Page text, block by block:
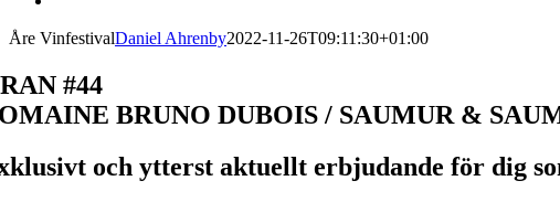
Åre VinfestivalDaniel Ahrenby2022-11-26T09:11:30+01:00
#44
BRUNO DUBOIS / SAUMUR &
och ytterst aktuellt erbjudande för dig